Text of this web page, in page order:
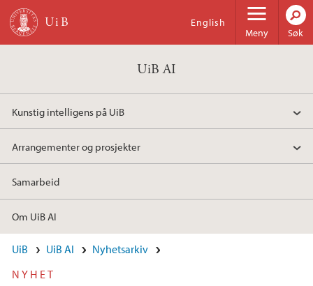
Hopp til hovedinnhold
Meny
English
Søk
UiB AI
Kunstig intelligens på UiB
Arrangementer og prosjekter
Samarbeid
Om UiB AI
UiB UiB AI
Nyhetsarkiv
NYHET